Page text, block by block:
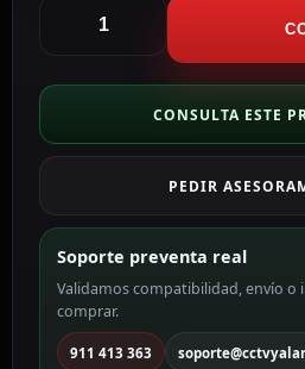
Cable
múltiple
BNC
BNC
macho
BNC4-
45
cantidad
CONSULTA ESTE
PEDIR
Soporte preventa real
Validamos compatibilidad, envío o
comprar.
911 413 363